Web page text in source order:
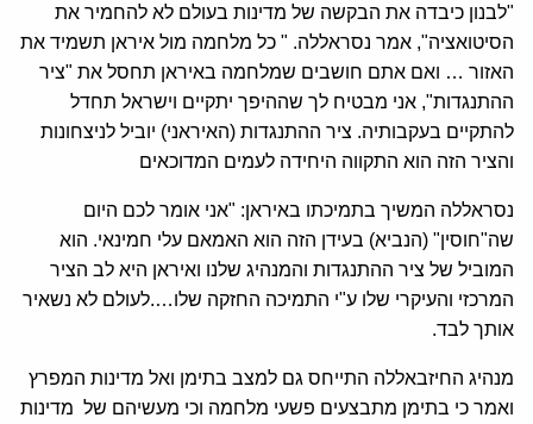
"לבנון כיבדה את הבקשה של מדינות בעולם לא להחמיר את
הסיטואציה", אמר נסראללה. " כל מלחמה מול איראן תשמיד את
האזור … ואם אתם חושבים שמלחמה באיראן תחסל את "ציר
ההתנגדות", אני מבטיח לך שההיפך יתקיים וישראל תחדל
להתקיים בעקבותיה. ציר ההתנגדות (האיראני) יוביל לניצחונות
והציר הזה הוא התקווה היחידה לעמים המדוכאים
נסראללה המשיך בתמיכתו באיראן: "אני אומר לכם היום
שה"חוסין" (הנביא) בעידן הזה הוא האמאם עלי חמינאי. הוא
המוביל של ציר ההתנגדות והמנהיג שלנו ואיראן היא לב הציר
המרכזי והעיקרי שלו ע"י התמיכה החזקה שלו….לעולם לא נשאיר
אותך לבד.
מנהיג החיזבאללה התייחס גם למצב בתימן ואל מדינות המפרץ
ואמר כי בתימן מתבצעים פשעי מלחמה וכי מעשיהם של מדינות